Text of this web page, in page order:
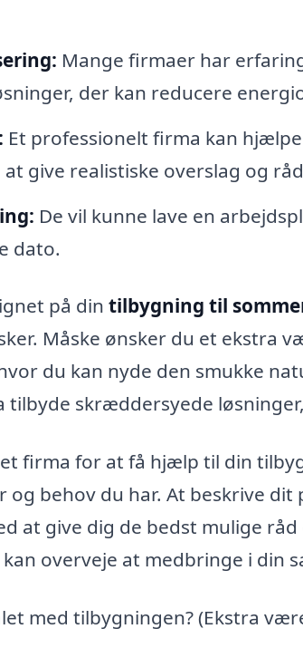
Mange firmaer har
der kan reducere
Et professionelt firma kan
give realistiske overslag og
De vil kunne lave en
dato.
på din tilbygning til
Måske ønsker du et ekstra
du kan nyde den smukke
tilbyde skræddersyede
firma for at få hjælp til din
og behov du har. At beskrive
at give dig de bedst mulige
overveje at medbringe i din
med tilbygningen? (Ekstra